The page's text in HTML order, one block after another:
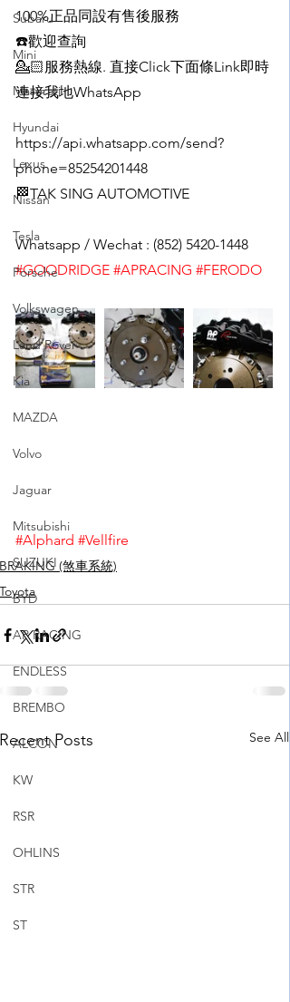
Subaru
Mini
Maserati
Hyundai
Lexus
Nissan
Tesla
Porsche
Volkswagen
Land Rover
Kia
MAZDA
Volvo
Jaguar
Mitsubishi
SUZUKI
BYD
AP RACING
ENDLESS
BREMBO
ALCON
KW
RSR
OHLINS
STR
ST
100%正品同設有售後服務
☎️歡迎查詢
💁🏻服務熱線. 直接Click下面條Link即時
連接我地WhatsApp
https://api.whatsapp.com/send?
phone=85254201448
🏁TAK SING AUTOMOTIVE
Whatsapp / Wechat : (852) 5420-1448
#GOODRIDGE #APRACING #FERODO
#Alphard #Vellfire
BRAKING (煞車系統)
Toyota
Recent Posts See All